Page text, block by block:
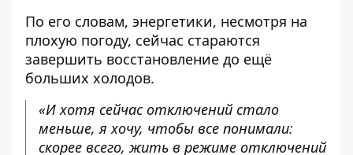
По его словам, энергетики, несмотря на
плохую погоду, сейчас стараются
завершить восстановление до ещё
больших холодов.
«И хотя сейчас отключений стало
меньше, я хочу, чтобы все понимали:
скорее всего, жить в режиме отключений